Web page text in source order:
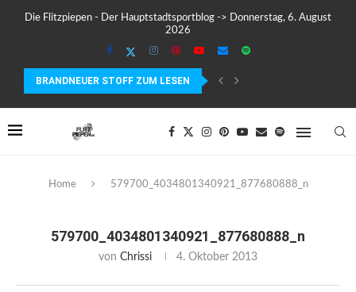
Die Flitzpiepen - Der Hauptstadtsportblog -> Donnerstag, 6. August
2026
BRANDNEUER STOFF ZUM LESEN
SUUNTO WING 2 IM TEST – FLÜGEL, FAKTEN...
Home 579700_4034801340921_877680888_n
579700_4034801340921_877680888_n
von Chrissi 4. Oktober 2013